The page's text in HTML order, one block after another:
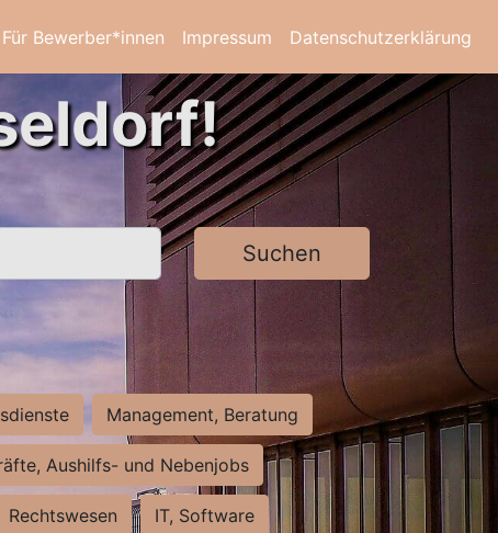
Für Bewerber*innen Impressum Datenschutzerklärung
Suchen
Management, Beratung
Aushilfs- und Nebenjobs
Rechtswesen IT, Software